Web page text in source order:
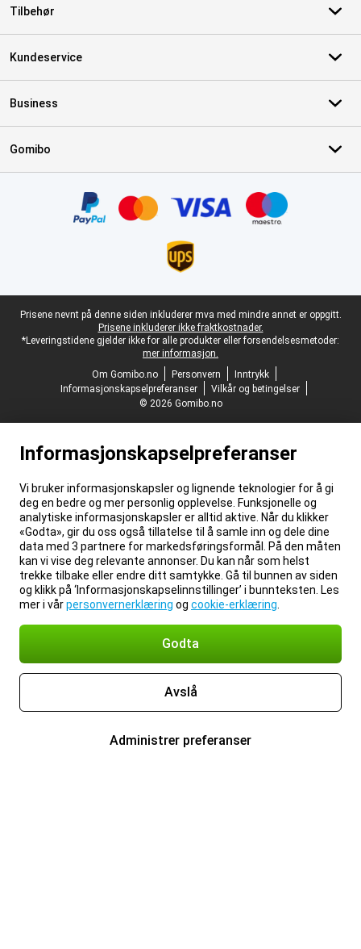
Tilbehør
Kundeservice
Business
Gomibo
Juridisk bunntekst
Prisene nevnt på denne siden inkluderer mva med mindre annet er oppgitt.
Prisene inkluderer ikke fraktkostnader.
*Leveringstidene gjelder ikke for alle produkter eller forsendelsesmetoder:
mer informasjon.
Om Gomibo.no
Personvern
Inntrykk
Informasjonskapselpreferanser
Vilkår og betingelser
© 2026 Gomibo.no
Informasjonskapselpreferanser
Vi bruker informasjonskapsler og lignende teknologier for å gi
deg en bedre og mer personlig opplevelse. Funksjonelle og
analytiske informasjonskapsler er alltid aktive. Når du klikker
«Godta», gir du oss også tillatelse til å samle inn og dele dine
data med 3 partnere for markedsføringsformål. På den måten
kan vi vise deg relevante annonser. Du kan når som helst
trekke tilbake eller endre ditt samtykke. Gå til bunnen av siden
og klikk på ‘Informasjonskapselinnstillinger’ i bunnteksten. Les
mer i vårpersonvernerklæring og cookie-erklæring
Godta
Avslå
Administrer preferanser